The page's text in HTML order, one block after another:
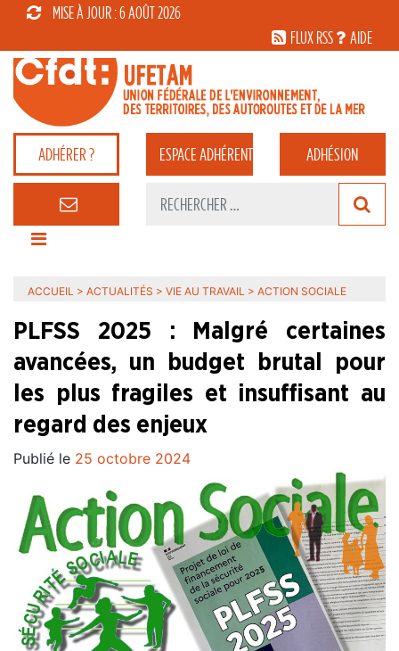
MISE À JOUR : 6 AOÛT 2026
FLUX RSS
AIDE
ADHÉRER ? ESPACEADHÉRENT ADHÉSION
ACCUEIL > ACTUALITÉS > VIE AU TRAVAIL > ACTION SOCIALE
PLFSS 2025 : Malgré certaines
avancées, un budget brutal pour
les plus fragiles et insuffisant au
regard des enjeux
Publié le 25 octobre 2024